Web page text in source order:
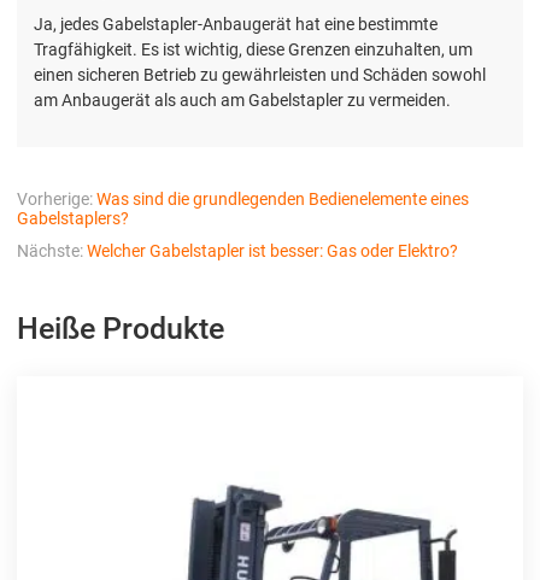
Ja, jedes Gabelstapler-Anbaugerät hat eine bestimmte
Tragfähigkeit. Es ist wichtig, diese Grenzen einzuhalten, um
einen sicheren Betrieb zu gewährleisten und Schäden sowohl
am Anbaugerät als auch am Gabelstapler zu vermeiden.
Vorherige:Was sind die grundlegenden Bedienelemente eines
Gabelstaplers?
Nächste:Welcher Gabelstapler ist besser: Gas oder Elektro?
Heiße Produkte